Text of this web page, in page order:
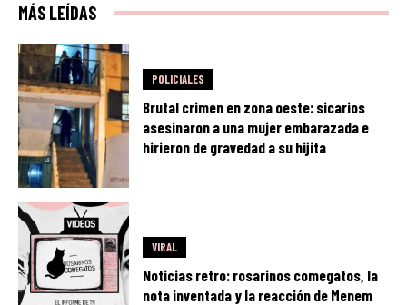
MÁS LEÍDAS
POLICIALES
Brutal crimen en zona oeste: sicarios
asesinaron a una mujer embarazada e
hirieron de gravedad a su hijita
VIRAL
Noticias retro: rosarinos comegatos, la
nota inventada y la reacción de Menem